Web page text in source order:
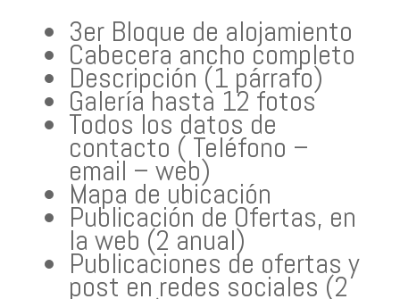
3er Bloque de alojamiento
Cabecera ancho completo
Descripción (1 párrafo)
Galería hasta 12 fotos
Todos los datos de
contacto ( Teléfono –
email – web)
Mapa de ubicación
Publicación de Ofertas, en
la web (2 anual)
Publicaciones de ofertas y
post en redes sociales (2